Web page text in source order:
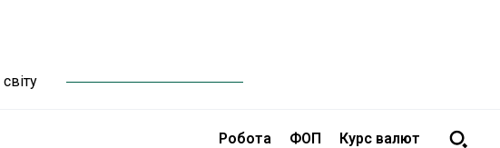
Робота ФОП Курс валют